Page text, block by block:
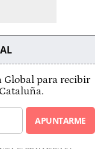
Global para recibir
APUNTARME